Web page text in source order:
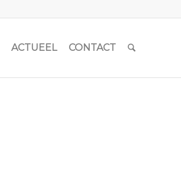
ACTUEEL CONTACT